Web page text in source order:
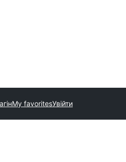
My favoritesУвійти